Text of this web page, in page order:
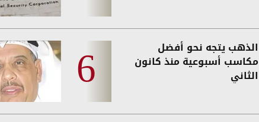
الذهب يتجه نحو أفضل
مكاسب أسبوعية منذ كانون
الثاني